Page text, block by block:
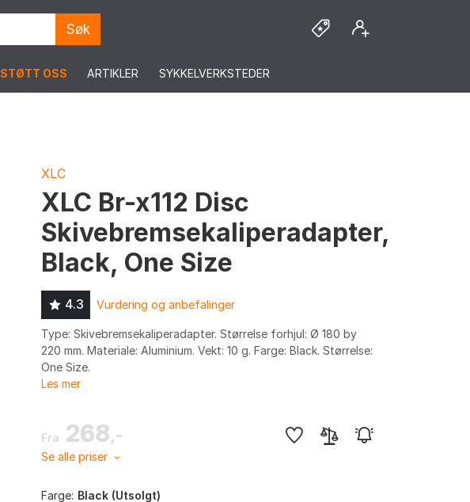
Søk
STØTT OSS ARTIKLER SYKKELVERKSTEDER
XLC
XLC Br-x112 Disc
Skivebremsekaliperadapter,
Black, One Size
4.3 Vurdering og anbefalinger
Type: Skivebremsekaliperadapter. Størrelse forhjul: Ø 180 by
220 mm. Materiale: Aluminium. Vekt: 10 g. Farge: Black. Størrelse:
One Size.
Les mer
Fra 268,-
Se alle priser
Farge: Black (Utsolgt)